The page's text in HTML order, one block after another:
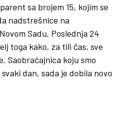
sa brojem 15, kojim se
nadstrešnice na
Sadu. Poslednja 24
toga kako, za tili čas, sve
Saobraćajnica koju smo
dan, sada je dobila novo